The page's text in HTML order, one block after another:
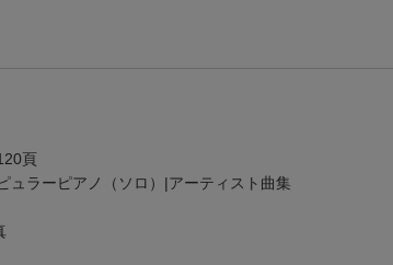
頁
ュラーピアノ（ソロ）|アーティスト曲集